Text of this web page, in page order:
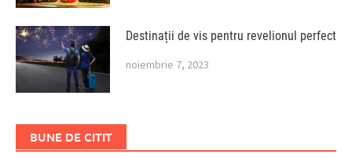
Destinații de vis pentru revelionul perfect
noiembrie 7, 2023
BUNE DE CITIT